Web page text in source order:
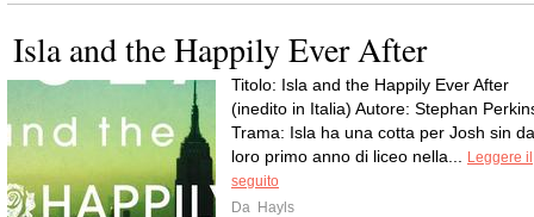
Isla and the Happily Ever After
Titolo: Isla and the Happily Ever After
(inedito in Italia) Autore: Stephan
Trama: Isla ha una cotta per Josh sin
loro primo anno di liceo nella...
Leggere il
seguito
Da Hayls